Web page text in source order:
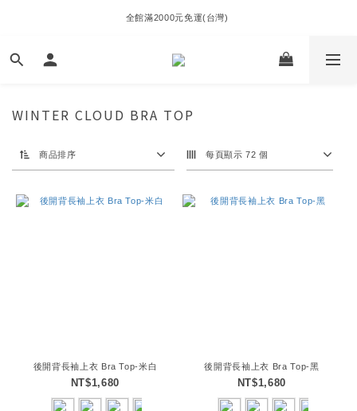
全館滿2000元免運(台灣)
WINTER CLOUD BRA TOP
商品排序 每頁顯示 72 個
後開背長袖上衣 Bra Top-米白
NT$1,680
後開背長袖上衣 Bra Top-黑
NT$1,680